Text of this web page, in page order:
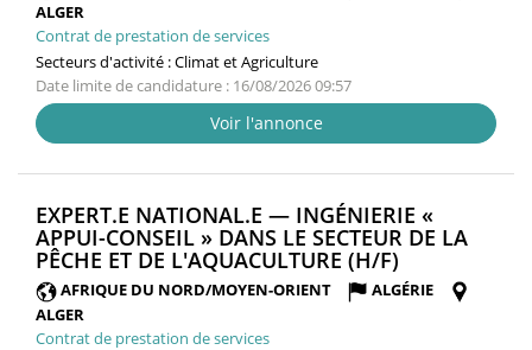
ALGER
Contrat de prestation de services
Secteurs d'activité :Climat et Agriculture
Date limite de candidature : 16/08/2026 09:57
Voir l'annonce
EXPERT.E NATIONAL.E — INGÉNIERIE «
APPUI-CONSEIL » DANS LE SECTEUR DE LA
PÊCHE ET DE L'AQUACULTURE (H/F)
FENÊTRE)
AFRIQUE DU NORD/MOYEN-ORIENT
ALGÉRIE
ALGER
Contrat de prestation de services